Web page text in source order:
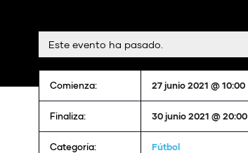
Este evento ha pasado.
Comienza: 27 junio 2021 @ 10:00
Finaliza: 30 junio 2021 @ 20:00
Categoría: Fútbol